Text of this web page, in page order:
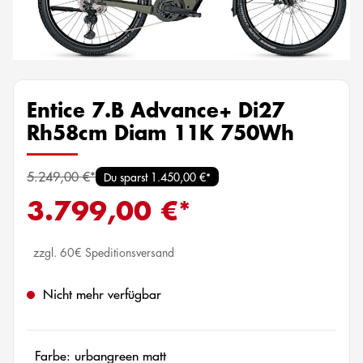
Entice 7.B Advance+ Di27
Rh58cm Diam 11K 750Wh
5.249,00 €* Du sparst 1.450,00 €*
3.799,00 €*
zzgl. 60€ Speditionsversand
Nicht mehr verfügbar
Farbe: urbangreen matt